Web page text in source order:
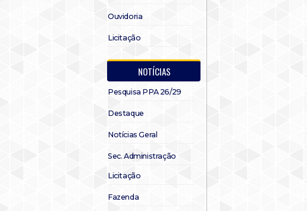
Ouvidoria
Licitação
NOTÍCIAS
Pesquisa PPA 26/29
Destaque
Notícias Geral
Sec. Administração
Licitação
Fazenda